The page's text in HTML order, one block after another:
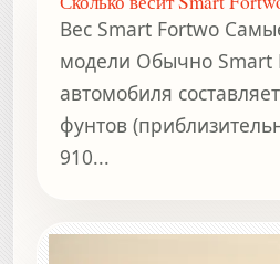
Вес Smart Fortwo
модели Обычно Smart
автомобиля
фунтов
910...